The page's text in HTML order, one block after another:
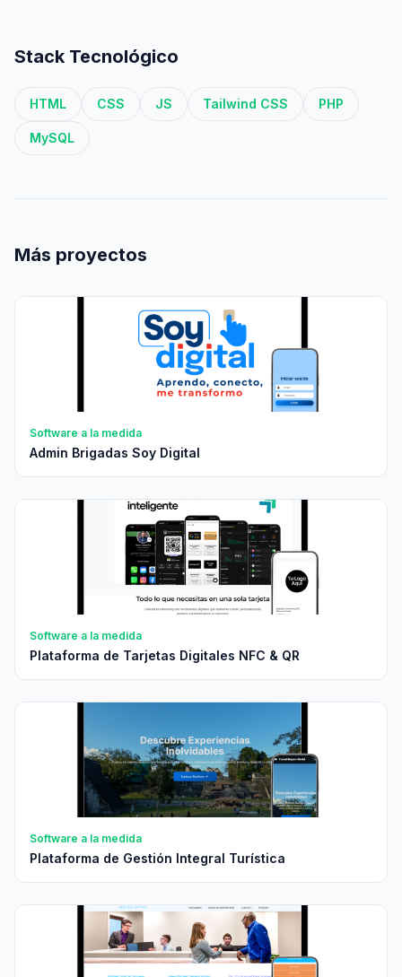
Stack Tecnológico
HTML CSS JS Tailwind CSS PHP
MySQL
Más proyectos
Software a la medida
Admin Brigadas Soy Digital
Software a la medida
Plataforma de Tarjetas Digitales NFC & QR
Software a la medida
Plataforma de Gestión Integral Turística